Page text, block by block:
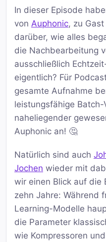
In dieser Episode
von Auphonic, zu
darüber, wie alles
die Nachbearbeitung
ausschließlich
eigentlich? Für
gesamte Aufnahme
leistungsfähige
naheliegender
Auphonic an! 🤔
Natürlich sind auch
Jochen wieder mit
wir einen Blick auf die
zehn Jahre: Während
Learning-Modelle
die Parameter
wie Kompressoren